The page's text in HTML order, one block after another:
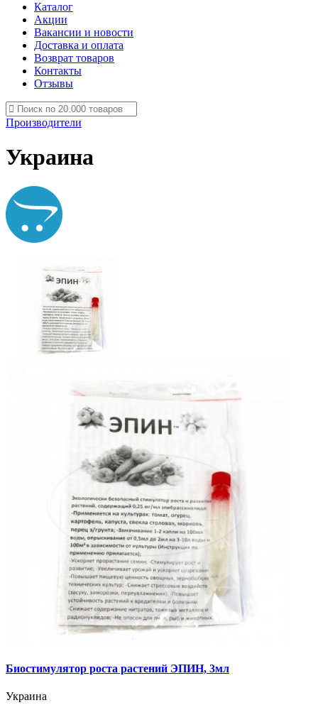
Каталог
Акции
Вакансии и новости
Доставка и оплата
Возврат товаров
Контакты
Отзывы
Производители
Украина
Биостимулятор роста растений ЭПИН, 3мл
Украина